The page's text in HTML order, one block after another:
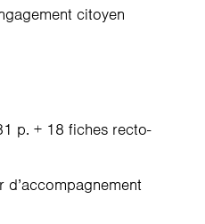
citoyen
p. + 18 fiches recto-
d’accompagnement